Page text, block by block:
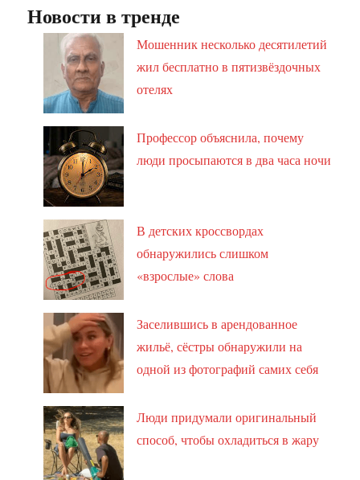
Новости в тренде
Мошенник несколько десятилетий
жил бесплатно в пятизвёздочных
отелях
Профессор объяснила, почему
люди просыпаются в два часа ночи
В детских кроссвордах
обнаружились слишком
«взрослые» слова
Заселившись в арендованное
жильё, сёстры обнаружили на
одной из фотографий самих себя
Люди придумали оригинальный
способ, чтобы охладиться в жару